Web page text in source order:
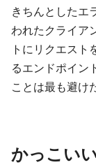
きちんとしたエ
われたクライア
トにリクエスト
るエンドポイン
ことは最も避け
かっこい